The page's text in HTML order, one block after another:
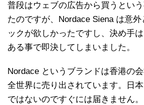
普段はウェブの広告から買うとい
たのですが、Nordace Siena は意
ックが欲しかったですし、決め手
ある事で即決してしまいました。
Nordace というブランドは香港の会
全世界に売り出されています。日
ではないのですぐには届きません。